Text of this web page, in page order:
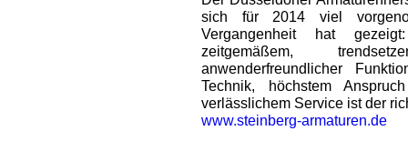
sich für 2014 viel
Vergangenheit hat
zeitgemäßem,
anwenderfreundlicher
Technik, höchstem
verlässlichem Service ist der
www.steinberg-armaturen.de